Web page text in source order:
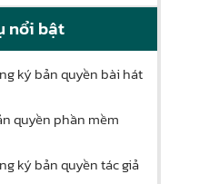
nổi bật
ký bản quyền bài hát
quyền phần mềm
ký bản quyền tác giả